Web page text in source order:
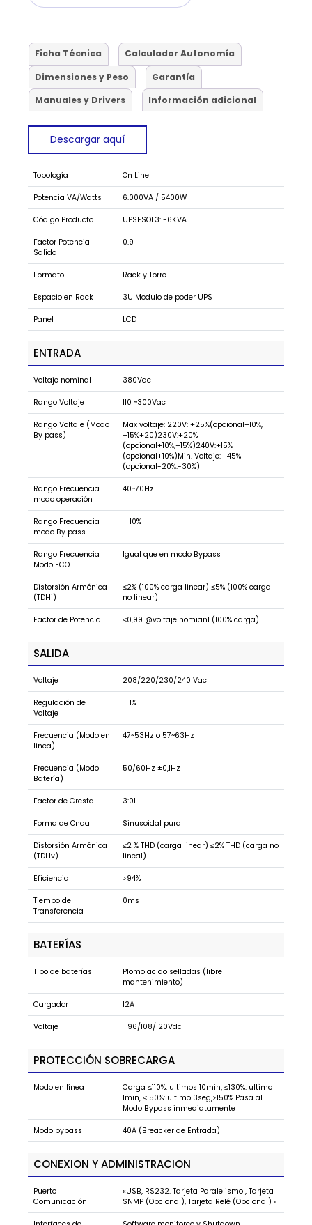
Ficha Técnica
Calculador Autonomía
Dimensiones y Peso
Garantía
Manuales y Drivers
Información adicional
Descargar aquí
Topología On Line
Potencia VA/Watts 6.000VA / 5400W
Código Producto UPSESOL3:1-6KVA
Factor Potencia
Salida
0.9
Formato Rack y Torre
Espacio en Rack 3U Modulo de poder UPS
Panel LCD
ENTRADA
Voltaje nominal 380Vac
Rango Voltaje 110 ~300Vac
Rango Voltaje (Modo
By pass)
Max voltaje: 220V: +25%(opcional+10%,
+15%+20)230V:+20%
(opcional+10%,+15%)240V:+15%
(opcional+10%)Min. Voltaje: -45%
(opcional-20%.-30%)
Rango Frecuencia
modo operación
40~70Hz
Rango Frecuencia
modo By pass
± 10%
Rango Frecuencia
Modo ECO
Igual que en modo Bypass
Distorsión Armónica
(TDHi)
≤2% (100% carga linear) ≤5% (100% carga
no linear)
Factor de Potencia ≤0,99 @voltaje nomianl (100% carga)
SALIDA
Voltaje 208/220/230/240 Vac
Regulación de
Voltaje
± 1%
Frecuencia (Modo en
linea)
47~53Hz o 57~63Hz
Frecuencia (Modo
Batería)
50/60Hz ±0,1Hz
Factor de Cresta 3:01
Forma de Onda Sinusoidal pura
Distorsión Armónica
(TDHv)
≤2 % THD (carga linear) ≤2% THD (carga no
lineal)
Eficiencia >94%
Tiempo de
Transferencia
0ms
BATERÍAS
Tipo de baterías
Plomo acido selladas (libre
mantenimiento)
Cargador 12A
Voltaje ±96/108/120Vdc
PROTECCIÓN SOBRECARGA
Modo en línea
Carga ≤110%: ultimos 10min, ≤130%: ultimo
1min, ≤150%: ultimo 3seg,>150% Pasa al
Modo Bypass inmediatamente
Modo bypass 40A (Breacker de Entrada)
CONEXION Y ADMINISTRACION
Puerto
Comunicación
«USB, RS232. Tarjeta Paralelismo , Tarjeta
SNMP (Opcional), Tarjeta Relé (Opcional) «